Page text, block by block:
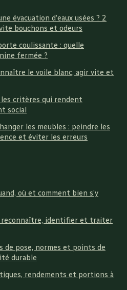
évacuation d’eaux usées ? 2
bouchons et odeurs
coulissante : quelle
fermée ?
le voile blanc, agir vite et
les critères qui rendent
social
les meubles : peindre les
et éviter les erreurs
où et comment bien s’y
reconnaître, identifier et traiter
de pose, normes et points de
durable
rendements et portions à